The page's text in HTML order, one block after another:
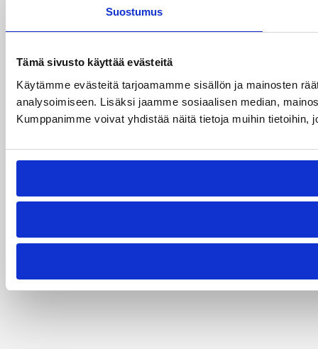
Suostumus
Tämä sivusto käyttää evästeitä
Käytämme evästeitä tarjoamamme sisällön ja mainosten
analysoimiseen. Lisäksi jaamme sosiaalisen median,
Kumppanimme voivat yhdistää näitä tietoja muihin tietoihin,